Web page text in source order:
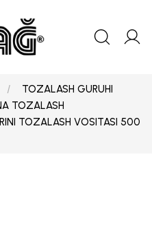
TOZALASH GURUHI
TOZALASH
TOZALASH VOSITASI 500